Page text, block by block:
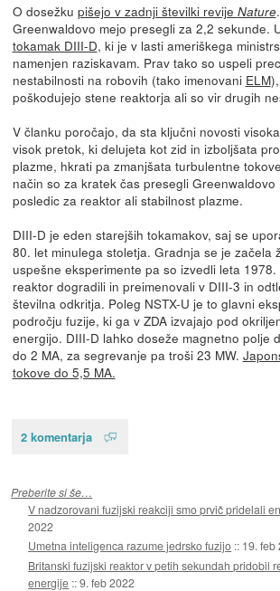
O dosežku pišejo v zadnji številki revije Nature
Greenwaldovo mejo presegli za 2,2 sekunde.
tokamak DIII-D, ki je v lasti ameriškega
namenjen raziskavam. Prav tako so uspeli
nestabilnosti na robovih (tako imenovani ELM
poškodujejo stene reaktorja ali so vir drugih
V članku poročajo, da sta ključni novosti
visok pretok, ki delujeta kot zid in izboljšata
plazme, hkrati pa zmanjšata turbulentne
način so za kratek čas presegli Greenwaldovo
posledic za reaktor ali stabilnost plazme.
DIII-D je eden starejših tokamakov, saj se
80. let minulega stoletja. Gradnja se je začela
uspešne eksperimente pa so izvedli leta
reaktor dogradili in preimenovali v DIII-3 in
številna odkritja. Poleg NSTX-U je to glavni
področju fuzije, ki ga v ZDA izvajajo pod
energijo. DIII-D lahko doseže magnetno polje
do 2 MA, za segrevanje pa troši 23 MW.
tokove do 5,5 MA.
2 komentarja
Preberite si še…
V nadzorovani fuzijski reakciji smo prvič pridelali
2022
Umetna inteligenca razume jedrsko fuzijo :: 19. feb
Britanski fuzijski reaktor v petih sekundah pridobil
energije ::9. feb 2022